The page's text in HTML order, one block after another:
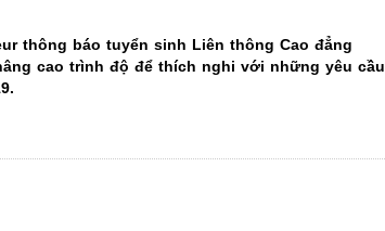
thông báo tuyển sinh Liên thông Cao đẳng
cao trình độ để thích nghi với những yêu cầu